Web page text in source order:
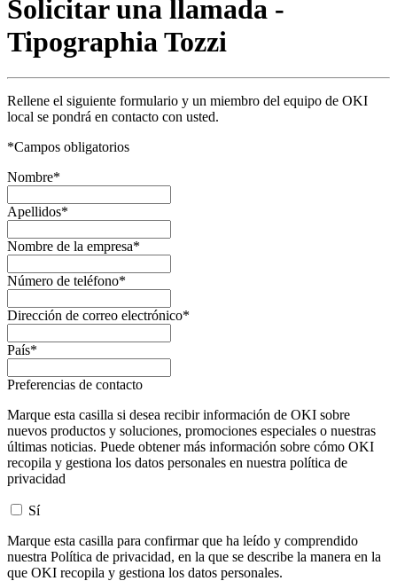
Solicitar una llamada -
Tipographia Tozzi
Rellene el siguiente formulario y un miembro del equipo de OKI
local se pondrá en contacto con usted.
*Campos obligatorios
Nombre*
Apellidos*
Nombre de la empresa*
Número de teléfono*
Dirección de correo electrónico*
País*
Preferencias de contacto
Marque esta casilla si desea recibir información de OKI sobre
nuevos productos y soluciones, promociones especiales o nuestras
últimas noticias. Puede obtener más información sobre cómo OKI
recopila y gestiona los datos personales en nuestra política de
privacidad
Sí
Marque esta casilla para confirmar que ha leído y comprendido
nuestra Política de privacidad, en la que se describe la manera en la
que OKI recopila y gestiona los datos personales.